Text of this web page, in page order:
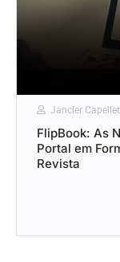
Jancler
FlipBook: As
Portal em
Revista